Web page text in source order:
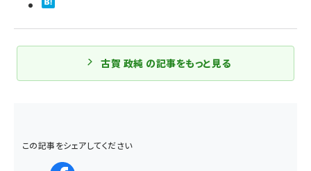
古賀 政純 の記事をもっと見る
この記事をシェアしてください